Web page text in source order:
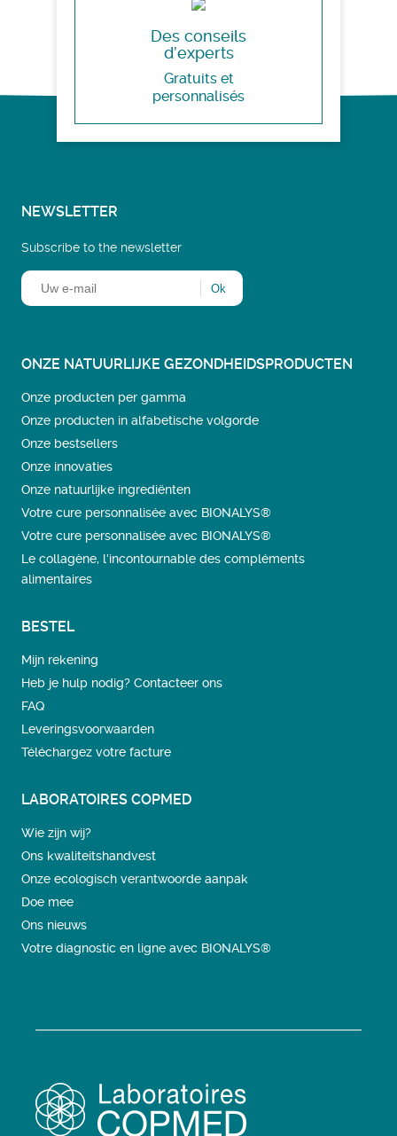
Des conseils
d’experts
Gratuits et
personnalisés
NEWSLETTER
Subscribe to the newsletter
ONZE NATUURLIJKE GEZONDHEIDSPRODUCTEN
Onze producten per gamma
Onze producten in alfabetische volgorde
Onze bestsellers
Onze innovaties
Onze natuurlijke ingrediënten
Votre cure personnalisée avec BIONALYS®
Votre cure personnalisée avec BIONALYS®
Le collagène, l’incontournable des compléments
alimentaires
BESTEL
Mijn rekening
Heb je hulp nodig? Contacteer ons
FAQ
Leveringsvoorwaarden
Téléchargez votre facture
LABORATOIRES COPMED
Wie zijn wij?
Ons kwaliteitshandvest
Onze ecologisch verantwoorde aanpak
Doe mee
Ons nieuws
Votre diagnostic en ligne avec BIONALYS®